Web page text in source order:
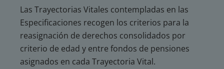
Las Trayectorias Vitales contempladas en las
Especificaciones recogen los criterios para la
reasignación de derechos consolidados por
criterio de edad y entre fondos de pensiones
asignados en cada Trayectoria Vital.